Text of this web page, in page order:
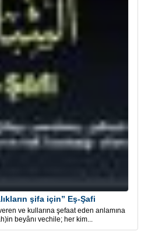
şifa için” Eş-Şafi
ve kullarına şefaat eden anlamına
beyânı vechile; her kim...